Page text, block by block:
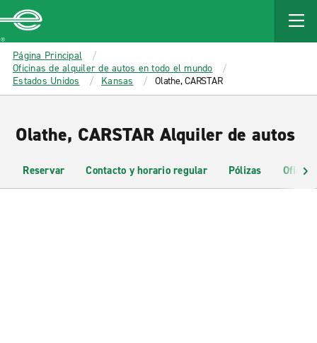
MAIN
CONTENT
Enterprise
Página Principal
Oficinas de alquiler de autos en todo el mundo
Estados Unidos
Kansas Olathe, CARSTAR
Olathe, CARSTAR Alquiler de autos
Reservar Contacto y horario regular Pólizas